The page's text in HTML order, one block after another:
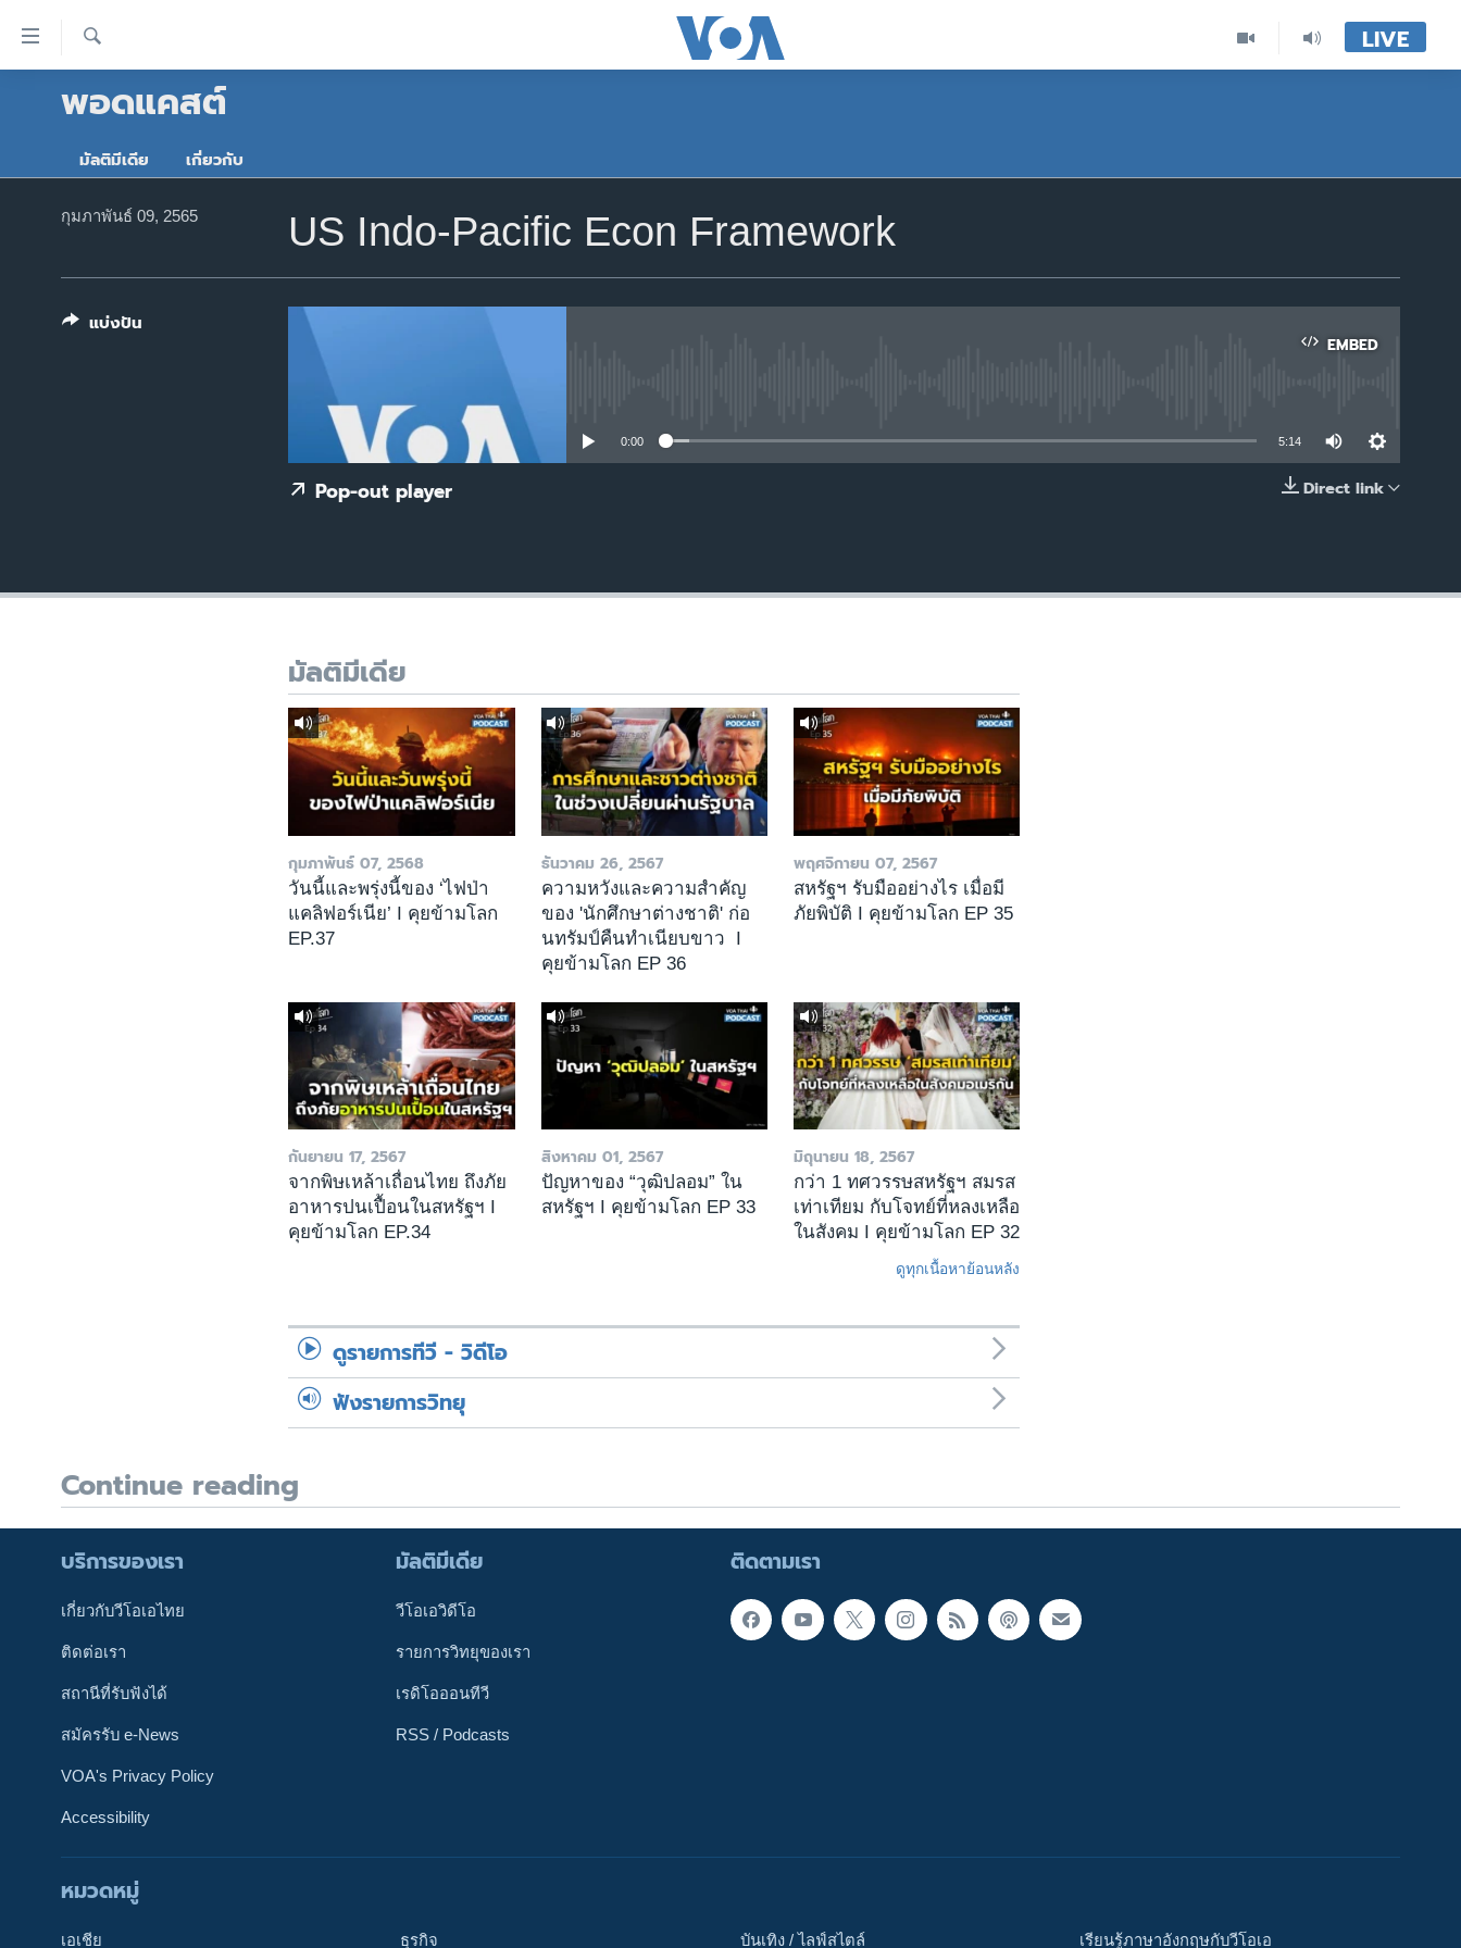
เนื้อหา
หน้าหลัก
เอเชีย
สหรัฐฯ
วิทยาศาสตร์
ติดตามเรา
LIVE
พอดแคสต์
มัลติมีเดีย เกี่ยวกับ
US Indo-Pacific Econ Framework
กุมภาพันธ์ 09, 2565
EMBED
EMBED
0:00 5:14
Direct link
Pop-out player
แบ่งปัน
มัลติมีเดีย
กุมภาพันธ์ 07, 2568
วันนี้และพรุ่งนี้ของ ‘ไฟป่า
แคลิฟอร์เนีย’ I คุยข้ามโลก
EP.37
ธันวาคม 26, 2567
ความหวังและความสำคัญ
ของ 'นักศึกษาต่างชาติ' ก่อ
นทรัมป์คืนทำเนียบขาว I
คุยข้ามโลก EP 36
พฤศจิกายน 07, 2567
สหรัฐฯ รับมืออย่างไร เมื่อมี
ภัยพิบัติ I คุยข้ามโลก EP 35
กันยายน 17, 2567
จากพิษเหล้าเถื่อนไทย ถึงภัย
อาหารปนเปื้อนในสหรัฐฯ I
คุยข้ามโลก EP.34
สิงหาคม 01, 2567
ปัญหาของ “วุฒิปลอม” ใน
สหรัฐฯ I คุยข้ามโลก EP 33
มิถุนายน 18, 2567
กว่า 1 ทศวรรษสหรัฐฯ สมรส
เท่าเทียม กับโจทย์ที่หลงเหลือ
ในสังคม I คุยข้ามโลก EP 32
ดูทุกเนื้อหาย้อนหลัง
ดูรายการทีวี - วิดีโอ
ฟังรายการวิทยุ
Continue reading
ติดตามเรา
บริการของเรา
เกี่ยวกับวีโอเอไทย
ติดต่อเรา
สถานีที่รับฟังได้
สมัครรับ e-News
VOA's Privacy Policy
Accessibility
มัลติมีเดีย
วีโอเอวิดีโอ
รายการวิทยุของเรา
เรดิโอออนทีวี
RSS / Podcasts
หมวดหมู่
เอเชีย ธุรกิจ บันเทิง / ไลฟ์สไตล์ เรียนรู้ภาษาอังกฤษกับวีโอเอ